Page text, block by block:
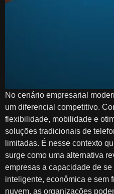
No cenário empresarial
um diferencial competitivo.
flexibilidade, mobilidade e
soluções tradicionais de
limitadas. É nesse contexto
surge como uma alternativa
empresas a capacidade de
inteligente, econômica e sem
nuvem, as organizações